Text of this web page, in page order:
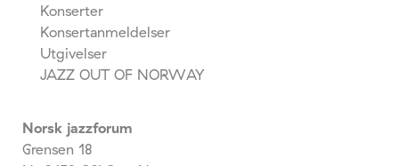
Konserter
Konsertanmeldelser
Utgivelser
JAZZ OUT OF NORWAY
Norsk jazzforum
Grensen 18